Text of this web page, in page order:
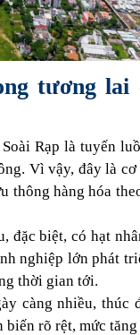
tương lai
Rạp là tuyến
Vì vậy, đây là
thông hàng hóa
đặc biệt, có hạt
nghiệp lớn phát
thời gian tới.
càng nhiều, thúc
rõ rệt, mức